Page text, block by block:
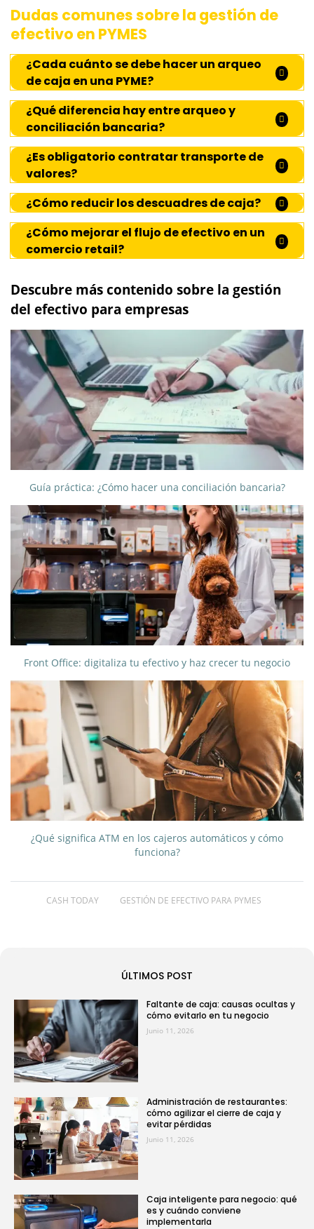
Dudas comunes sobre la gestión de
efectivo en PYMES
¿Cada cuánto se debe hacer un arqueo
de caja en una PYME?
¿Qué diferencia hay entre arqueo y
conciliación bancaria?
¿Es obligatorio contratar transporte de
valores?
¿Cómo reducir los descuadres de caja?
¿Cómo mejorar el flujo de efectivo en un
comercio retail?
Descubre más contenido sobre la gestión
del efectivo para empresas
Guía práctica: ¿Cómo hacer una conciliación bancaria?
Front Office: digitaliza tu efectivo y haz crecer tu negocio
¿Qué significa ATM en los cajeros automáticos y cómo
funciona?
CASH TODAY GESTIÓN DE EFECTIVO PARA PYMES
ÚLTIMOS POST
Faltante de caja: causas ocultas y
cómo evitarlo en tu negocio
Junio 11, 2026
Administración de restaurantes:
cómo agilizar el cierre de caja y
evitar pérdidas
Junio 11, 2026
Caja inteligente para negocio: qué
es y cuándo conviene
implementarla